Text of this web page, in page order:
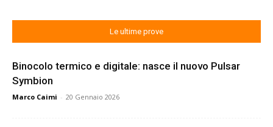
Le ultime prove
Binocolo termico e digitale: nasce il nuovo Pulsar
Symbion
Marco Caimi - 20 Gennaio 2026